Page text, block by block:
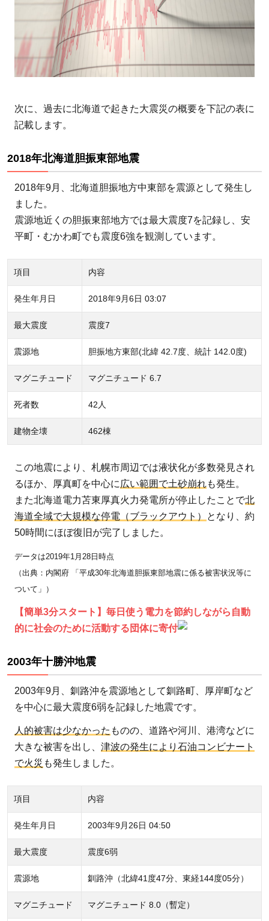
1993
年釧
路沖
地震
2.6
月22
日根
島沖
地
震
備
え
て
っ
か
り
準
備
を
の配
置や
固定
3.2
非常
用持
ち出
し袋
3.3
食
飲料
の備
蓄
3.4
マッ
プ・
ハザ
ード
プで
避難
認
4
次に、過去に北海道で起きた大震災の概要を下記の表に
記載します。
2018年北海道胆振東部地震
2018年9月、北海道胆振地方中東部を震源として発生し
ました。
震源地近くの胆振東部地方では最大震度7を記録し、安
平町・むかわ町でも震度6強を観測しています。
項目 内容
発生年月日 2018年9月6日 03:07
最大震度 震度7
震源地 胆振地方東部(北緯 42.7度、統計 142.0度)
マグニチュード マグニチュード 6.7
死者数 42人
建物全壊 462棟
この地震により、札幌市周辺では液状化が多数発見され
るほか、厚真町を中心に 広い範囲で土砂崩れも発生。
また北海道電力苫東厚真火力発電所が停止したことで北
海道全域で大規模な停電（ブラックアウト）
となり、約
50時間にほぼ復旧が完了しました。
データは2019年1月28日時点
（出典：内閣府 「平成30年北海道胆振東部地震に係る被害状況等に
ついて」）
【簡単3分スタート】毎日使う電力を節約しながら自動
的に社会のために活動する団体に寄付
2003年十勝沖地震
2003年9月、釧路沖を震源地として釧路町、厚岸町など
を中心に最大震度6弱を記録した地震です。
人的被害は少なかった ものの、道路や河川、港湾などに
大きな被害を出し、 津波の発生により石油コンビナート
で火災 も発生しました。
項目 内容
発生年月日 2003年9月26日 04:50
最大震度 震度6弱
震源地 釧路沖（北緯41度47分、東経144度05分）
マグニチュード マグニチュード 8.0（暫定）